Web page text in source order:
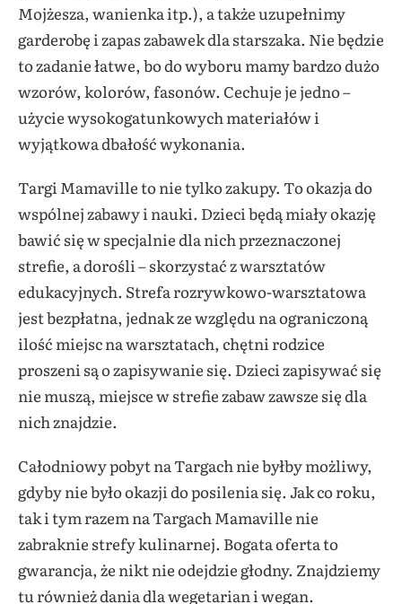
Mojżesza, wanienka itp.), a także uzupełnimy
garderobę i zapas zabawek dla starszaka. Nie będzie
to zadanie łatwe, bo do wyboru mamy bardzo dużo
wzorów, kolorów, fasonów. Cechuje je jedno –
użycie wysokogatunkowych materiałów i
wyjątkowa dbałość wykonania.
Targi Mamaville to nie tylko zakupy. To okazja do
wspólnej zabawy i nauki. Dzieci będą miały okazję
bawić się w specjalnie dla nich przeznaczonej
strefie, a dorośli – skorzystać z warsztatów
edukacyjnych. Strefa rozrywkowo-warsztatowa
jest bezpłatna, jednak ze względu na ograniczoną
ilość miejsc na warsztatach, chętni rodzice
proszeni są o zapisywanie się. Dzieci zapisywać się
nie muszą, miejsce w strefie zabaw zawsze się dla
nich znajdzie.
Całodniowy pobyt na Targach nie byłby możliwy,
gdyby nie było okazji do posilenia się. Jak co roku,
tak i tym razem na Targach Mamaville nie
zabraknie strefy kulinarnej. Bogata oferta to
gwarancja, że nikt nie odejdzie głodny. Znajdziemy
tu również dania dla wegetarian i wegan.